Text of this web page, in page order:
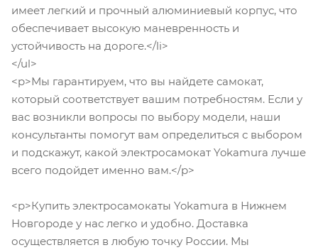
имеет легкий и прочный алюминиевый корпус, что
обеспечивает высокую маневренность и
устойчивость на дороге.</li>
</ul>
<p>Мы гарантируем, что вы найдете самокат,
который соответствует вашим потребностям. Если у
вас возникли вопросы по выбору модели, наши
консультанты помогут вам определиться с выбором
и подскажут, какой электросамокат Yokamura лучше
всего подойдет именно вам.</p>
<p>Купить электросамокаты Yokamura в Нижнем
Новгороде у нас легко и удобно. Доставка
осуществляется в любую точку России. Мы